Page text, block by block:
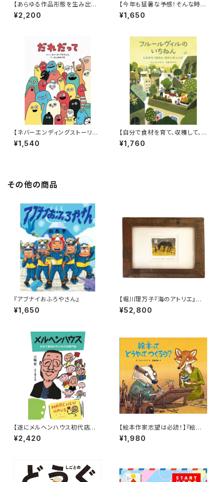
【あらゆる作品形態を生み出すt
upera tuperaの中でも丈太郎
的に好きなジャンル！】『超チョウ
¥2,200
【今年も猛暑な予感！そんな時に
はこんなアドベンチャー絵本は
いかが？】『おうちプールだ! あ
¥1,650
【ネバーエンディングストーリー
のような永遠に続く！】『だれだっ
て』
¥1,540
【自分で食材を育て、収穫して、
調理する喜び！】『フルールヴィル
のいちねん にわからうまれた せ
¥1,760
その他の商品
『アブナイおふろやさん』
¥1,650
【堀川理万子『海のアトリエ』原
画展記念】描き下ろし原画「こど
ものとき、うまをかってたんだっ
¥52,800
【遂にメルヘンハウス初代店主
三輪哲の本が完成！】『メルヘン
ハウス 日本で最初の子どもの本
¥2,420
【絵本作家志望は必読！】『絵本
ってどうやってつくるの?』
¥1,980